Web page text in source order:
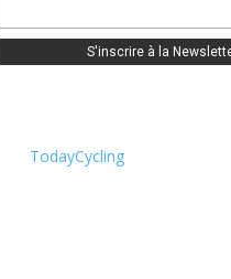
TodayCycling